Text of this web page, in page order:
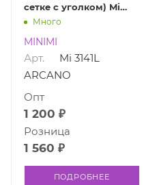
сетке с уголком) Mi
3141L ARCANO
Много
MINIMI
Арт.
Mi 3141L
ARCANO
1 200 ₽
Опт
1 560 ₽
Розница
ПОДРОБНЕЕ